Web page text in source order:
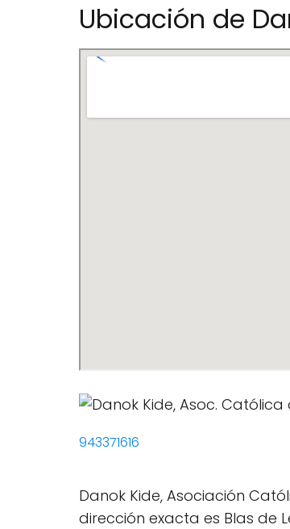
Ubicación de
943371616
Danok Kide, Asociación
dirección exacta es Blas de